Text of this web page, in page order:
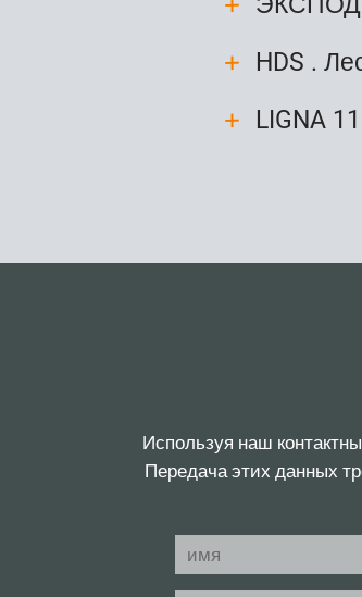
HDS .
LIGNA
Используя наш
Передача этих данных